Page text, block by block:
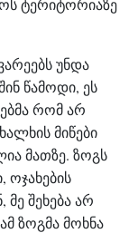
ტერიტორიაზე
უნდა
წამოდი, ეს
რომ არ
მიწები
მათზე. ზოგს
ოჯახების
შეხება არ
ზოგმა მოხნა